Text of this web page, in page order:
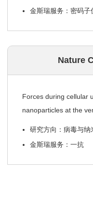
金斯瑞服务：密码子
Nature
Forces during cellular
nanoparticles at the
研究方向：病毒与纳
金斯瑞服务：一抗